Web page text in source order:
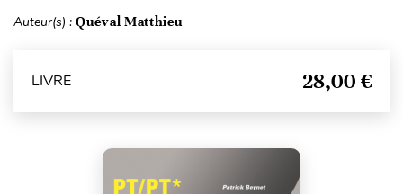
Auteur(s) : Quéval Matthieu
LIVRE 28,00 €